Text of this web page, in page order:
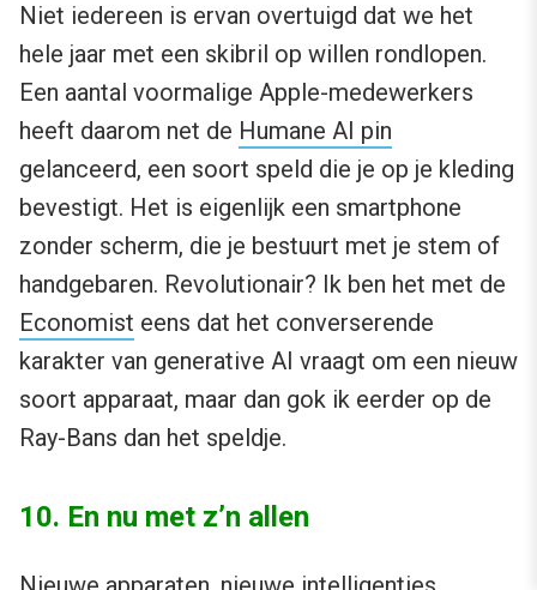
Niet iedereen is ervan overtuigd dat we het
hele jaar met een skibril op willen rondlopen.
Een aantal voormalige Apple-medewerkers
heeft daarom net de Humane AI pin
gelanceerd, een soort speld die je op je kleding
bevestigt. Het is eigenlijk een smartphone
zonder scherm, die je bestuurt met je stem of
handgebaren. Revolutionair? Ik ben het met de
Economist eens dat het converserende
karakter van generative AI vraagt om een nieuw
soort apparaat, maar dan gok ik eerder op de
Ray-Bans dan het speldje.
10. En nu met z’n allen